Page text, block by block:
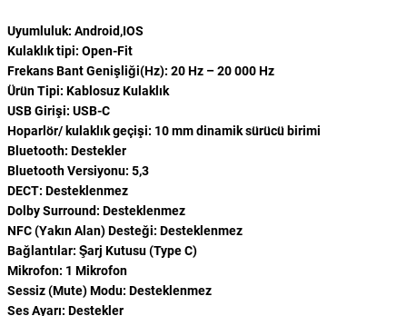
Uyumluluk: Android,IOS
Kulaklık tipi: Open-Fit
Frekans Bant Genişliği(Hz): 20 Hz – 20 000 Hz
Ürün Tipi: Kablosuz Kulaklık
USB Girişi: USB-C
Hoparlör/ kulaklık geçişi: 10 mm dinamik sürücü birimi
Bluetooth: Destekler
Bluetooth Versiyonu: 5,3
DECT: Desteklenmez
Dolby Surround: Desteklenmez
NFC (Yakın Alan) Desteği: Desteklenmez
Bağlantılar: Şarj Kutusu (Type C)
Mikrofon: 1 Mikrofon
Sessiz (Mute) Modu: Desteklenmez
Ses Ayarı: Destekler